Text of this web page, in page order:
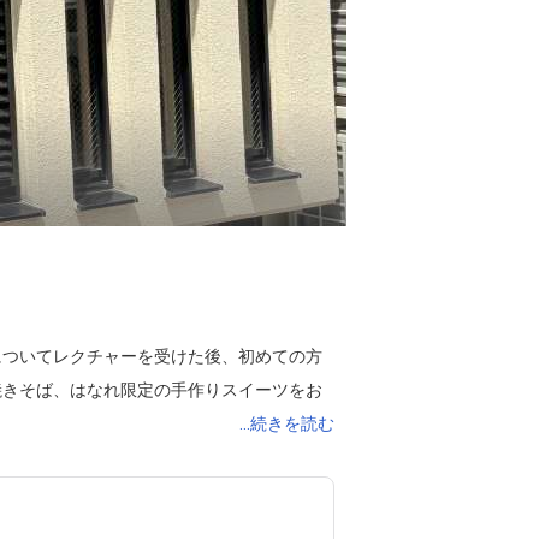
いてレクチャーを受けた後、初めての方
そば、はなれ限定の手作りスイーツをお
...続きを読む